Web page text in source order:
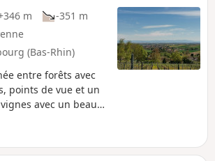
m
-351 m
(Bas-Rhin)
entre forêts avec
points de vue et un
avec un beau
arbres fruitiers !